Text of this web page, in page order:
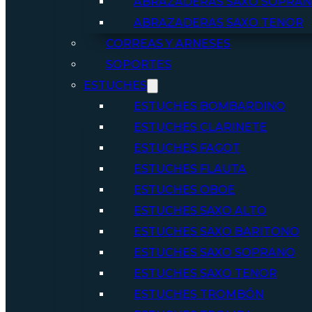
ABRAZADERAS SAXO TENOR
CORREAS Y ARNESES
SOPORTES
ESTUCHES
ESTUCHES BOMBARDINO
ESTUCHES CLARINETE
ESTUCHES FAGOT
ESTUCHES FLAUTA
ESTUCHES OBOE
ESTUCHES SAXO ALTO
ESTUCHES SAXO BARITONO
ESTUCHES SAXO SOPRANO
ESTUCHES SAXO TENOR
ESTUCHES TROMBÓN